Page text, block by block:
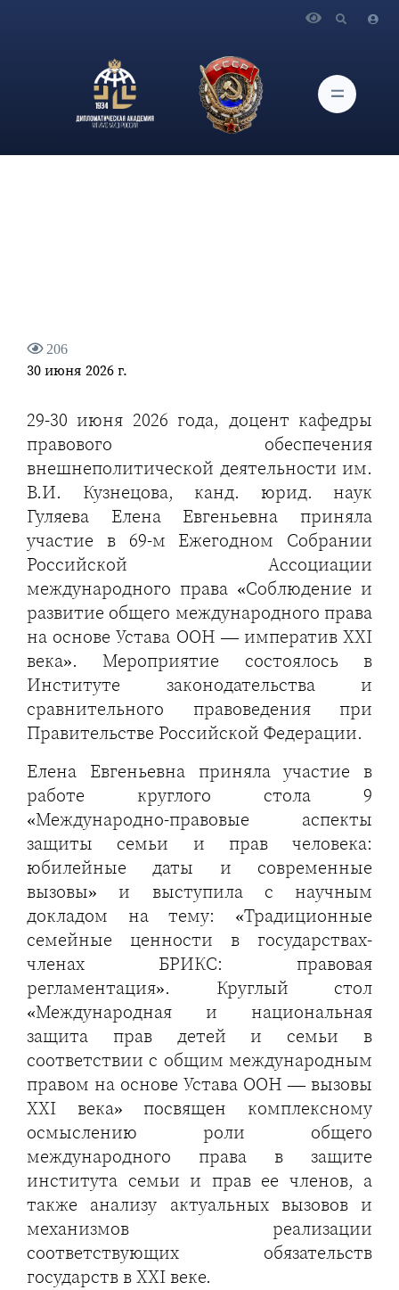
Собрании Российской Ассоциации международного права
206
30 июня 2026 г.
29-30 июня 2026 года, доцент кафедры
правового обеспечения
внешнеполитической деятельности им.
В.И. Кузнецова, канд. юрид. наук
Гуляева Елена Евгеньевна приняла
участие в 69-м Ежегодном Собрании
Российской Ассоциации
международного права «Соблюдение и
развитие общего международного права
на основе Устава ООН — императив XXI
века». Мероприятие состоялось в
Институте законодательства и
сравнительного правоведения при
Правительстве Российской Федерации.
Елена Евгеньевна приняла участие в
работе круглого стола 9
«Международно-правовые аспекты
защиты семьи и прав человека:
юбилейные даты и современные
вызовы» и выступила с научным
докладом на тему: «Традиционные
семейные ценности в государствах-
членах БРИКС: правовая
регламентация». Круглый стол
«Международная и национальная
защита прав детей и семьи в
соответствии с общим международным
правом на основе Устава ООН — вызовы
XXI века» посвящен комплексному
осмыслению роли общего
международного права в защите
института семьи и прав ее членов, а
также анализу актуальных вызовов и
механизмов реализации
соответствующих обязательств
государств в XXI веке.